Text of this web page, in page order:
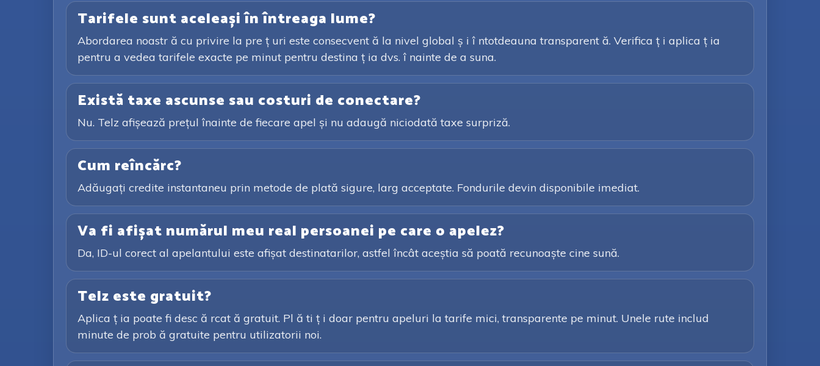
Tarifele sunt aceleași în întreaga lume?
Abordarea noastr ă cu privire la pre ț uri este consecvent ă la nivel global ș i î ntotdeauna transparent ă. Verifica ț i aplica ț ia
pentru a vedea tarifele exacte pe minut pentru destina ț ia dvs. î nainte de a suna.
Există taxe ascunse sau costuri de conectare?
Nu. Telz afișează prețul înainte de fiecare apel și nu adaugă niciodată taxe surpriză.
Cum reîncărc?
Adăugați credite instantaneu prin metode de plată sigure, larg acceptate. Fondurile devin disponibile imediat.
Va fi afișat numărul meu real persoanei pe care o apelez?
Da, ID-ul corect al apelantului este afișat destinatarilor, astfel încât aceștia să poată recunoaște cine sună.
Telz este gratuit?
Aplica ț ia poate fi desc ă rcat ă gratuit. Pl ă ti ț i doar pentru apeluri la tarife mici, transparente pe minut. Unele rute includ
minute de prob ă gratuite pentru utilizatorii noi.